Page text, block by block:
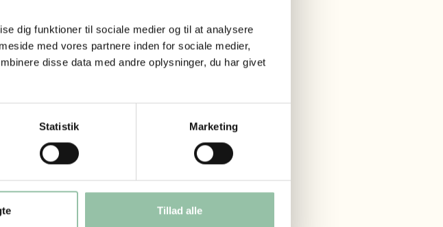
dig funktioner til sociale medier og til at analysere
med vores partnere inden for sociale medier,
disse data med andre oplysninger, du har givet
Statistik Marketing
Tillad alle